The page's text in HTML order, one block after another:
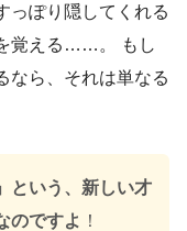
っぽり隠してくれる
覚える……。 もし
なら、それは単なる
という、新しい才
のですよ ！